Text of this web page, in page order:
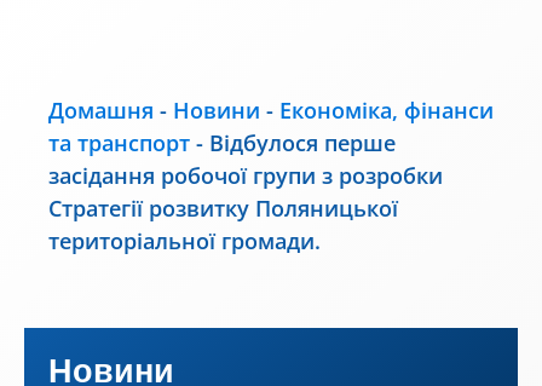
Домашня - Новини - Економіка, фінанси
та транспорт - Відбулося перше
засідання робочої групи з розробки
Стратегії розвитку Поляницької
територіальної громади.
Новини